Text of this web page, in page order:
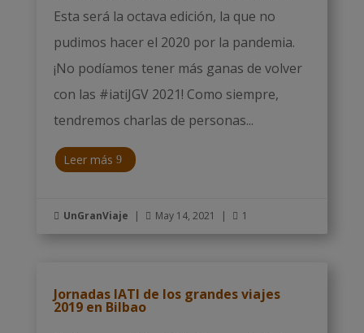
Esta será la octava edición, la que no
pudimos hacer el 2020 por la pandemia.
¡No podíamos tener más ganas de volver
con las #iatiJGV 2021! Como siempre,
tendremos charlas de personas...
Leer más
 UnGranViaje |  May 14, 2021 |  1
Jornadas IATI de los grandes viajes
2019 en Bilbao